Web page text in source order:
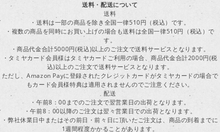
送料・配送について
送料
・送料は一部の商品を除き全国一律510円（税込）です。
・複数の商品を同時にお買い上げの場合も送料は全国一律510円（税込）で
す。
・商品代金合計5000円(税込)以上のご注文で送料サービスとなります。
・タミヤカード会員様はタミヤカードご利用の場合、商品代金合計2000円(税
込)以上のご注文で送料サービスとなります。
ただし、Amazon Payに登録されたクレジットカードがタミヤカードの場合で
もカード会員様特典は適用されませんのでご注意ください。
配送
・午前8：00までのご注文で翌営業日の出荷となります。
・午前8：00以降のご注文は翌々営業日での出荷となります。
・弊社休業日中またはその前日・前々日に頂いたご注文は、商品の到着までに
1週間程度かかることがあります。